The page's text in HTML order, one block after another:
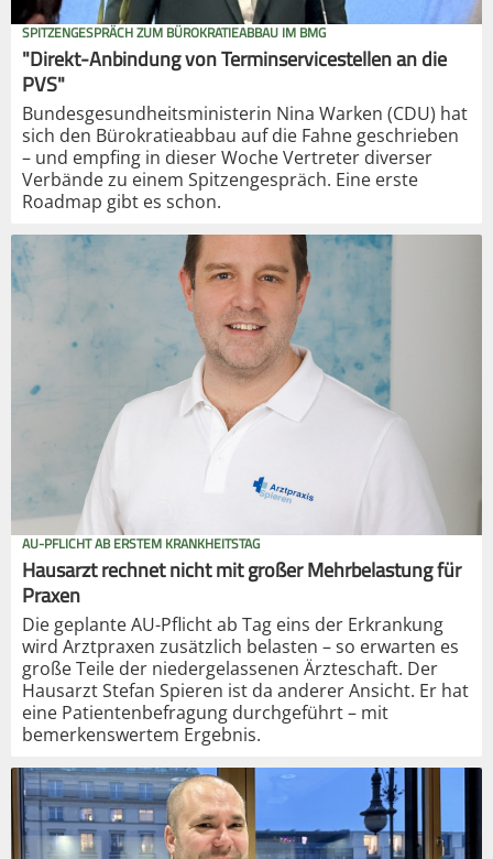
SPITZENGESPRÄCH ZUM BÜROKRATIEABBAU IM BMG
"Direkt-Anbindung von Terminservicestellen an die
PVS"
Bundesgesundheitsministerin Nina Warken (CDU) hat
sich den Bürokratieabbau auf die Fahne geschrieben
– und empfing in dieser Woche Vertreter diverser
Verbände zu einem Spitzengespräch. Eine erste
Roadmap gibt es schon.
AU-PFLICHT AB ERSTEM KRANKHEITSTAG
Hausarzt rechnet nicht mit großer Mehrbelastung für
Praxen
Die geplante AU-Pflicht ab Tag eins der Erkrankung
wird Arztpraxen zusätzlich belasten – so erwarten es
große Teile der niedergelassenen Ärzteschaft. Der
Hausarzt Stefan Spieren ist da anderer Ansicht. Er hat
eine Patientenbefragung durchgeführt – mit
bemerkenswertem Ergebnis.